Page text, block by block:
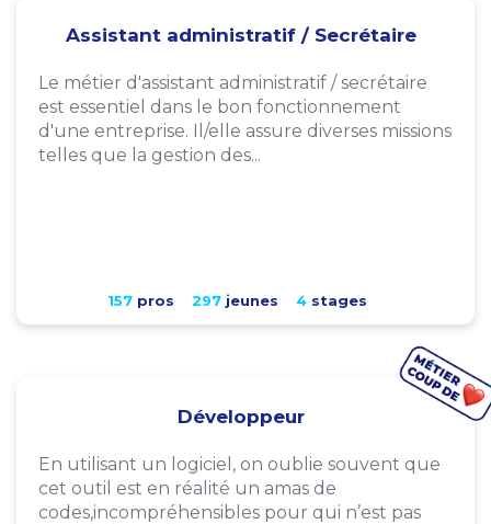
Assistant administratif / Secrétaire
Le métier d'assistant administratif / secrétaire
est essentiel dans le bon fonctionnement
d'une entreprise. Il/elle assure diverses missions
telles que la gestion des...
157pros 297jeunes 4stages
Développeur
En utilisant un logiciel, on oublie souvent que
cet outil est en réalité un amas de
codes,incompréhensibles pour qui n’est pas